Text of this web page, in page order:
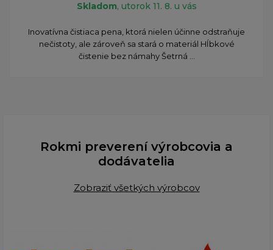
Skladom, utorok 11. 8. u vás
Inovatívna čistiaca pena, ktorá nielen účinne odstraňuje
nečistoty, ale zároveň sa stará o materiál Hĺbkové
čistenie bez námahy Šetrná ...
Rokmi preverení výrobcovia a
dodávatelia
Zobraziť všetkých výrobcov